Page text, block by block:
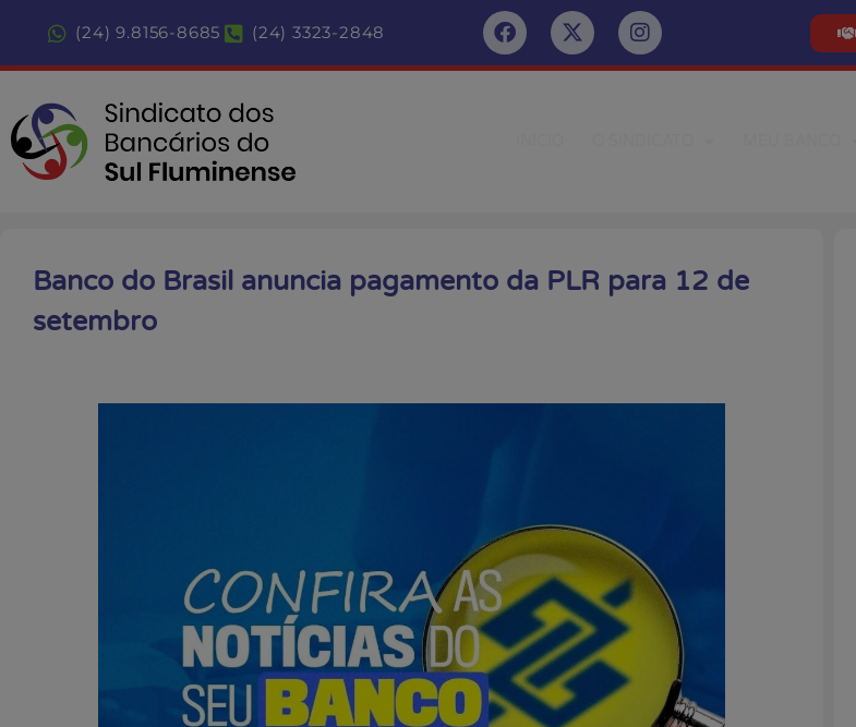
(24) 9.8156-8685 (24) 3323-2848
Banco do Brasil anuncia pagamento da PLR para 12 de
setembro